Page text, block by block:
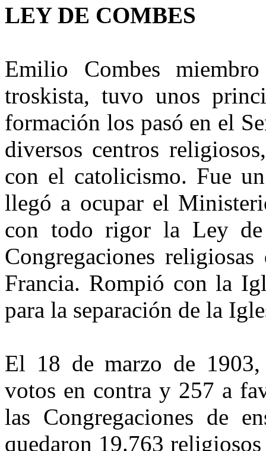
LEY DE COMBES
Emilio Combes
troskista, tuvo unos
formación los pasó en el
diversos centros
con el catolicismo. Fue
llegó a ocupar el
con todo rigor la Ley
Congregaciones
Francia. Rompió con la
para la separación de la
El 18 de marzo de
votos en contra y 257 a
las Congregaciones de
quedaron 19.763